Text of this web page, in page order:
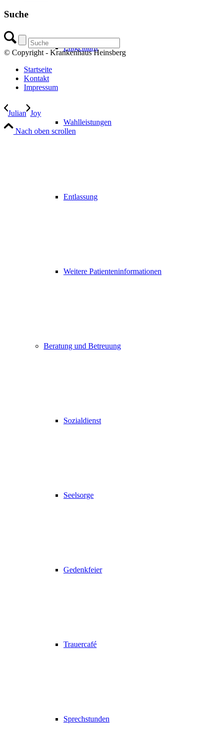
Entgelttarif
Wahlleistungen
Entlassung
Weitere Patienteninformationen
Beratung und Betreuung
Sozialdienst
Seelsorge
Gedenkfeier
Trauercafé
Sprechstunden
Suche
© Copyright - Krankenhaus Heinsberg
Startseite
Kontakt
Impressum
Julian Joy
Nach oben scrollen